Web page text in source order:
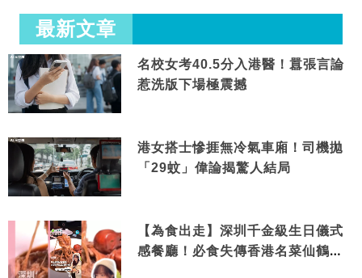
最新文章
名校女考40.5分入港醫！囂張言論
惹洗版下場極震撼
港女搭士慘捱無冷氣車廂！司機拋
「29蚊」偉論揭驚人結局
【為食出走】深圳千金級生日儀式
感餐廳！必食失傳香港名菜仙鶴神